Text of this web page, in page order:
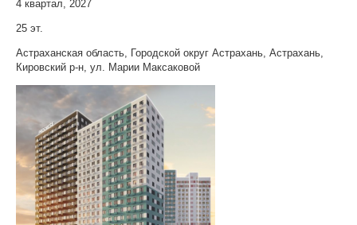
4 квартал, 2027
25 эт.
Астраханская область, Городской округ Астрахань, Астрахань,
Кировский р-н, ул. Марии Максаковой